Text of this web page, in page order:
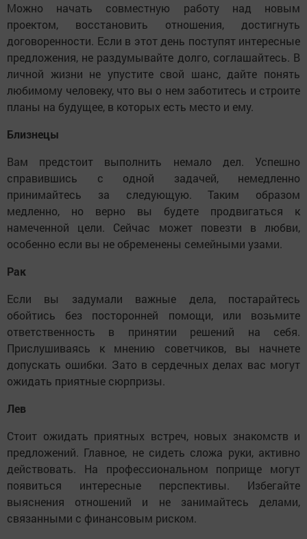
Можно начать совместную работу над новым
проектом, восстановить отношения, достигнуть
договоренности. Если в этот день поступят интересные
предложения, не раздумывайте долго, соглашайтесь. В
личной жизни не упустите свой шанс, дайте понять
любимому человеку, что вы о нем заботитесь и строите
планы на будущее, в которых есть место и ему.
Близнецы
Вам предстоит выполнить немало дел. Успешно
справившись с одной задачей, немедленно
принимайтесь за следующую. Таким образом
медленно, но верно вы будете продвигаться к
намеченной цели. Сейчас может повезти в любви,
особенно если вы не обременены семейными узами.
Рак
Если вы задумали важные дела, постарайтесь
обойтись без посторонней помощи, или возьмите
ответственность в принятии решений на себя.
Прислушиваясь к мнению советчиков, вы начнете
допускать ошибки. Зато в сердечных делах вас могут
ожидать приятные сюрпризы.
Лев
Стоит ожидать приятных встреч, новых знакомств и
предложений. Главное, не сидеть сложа руки, активно
действовать. На профессиональном поприще могут
появиться интересные перспективы. Избегайте
выяснения отношений и не занимайтесь делами,
связанными с финансовым риском.